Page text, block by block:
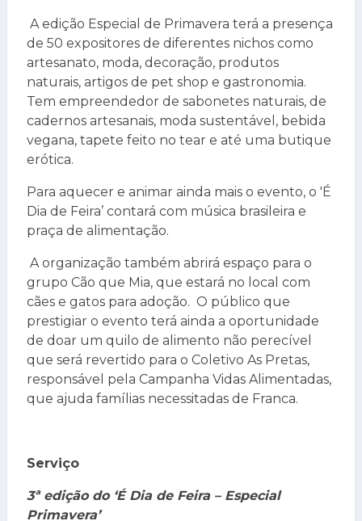
A edição Especial de Primavera terá a presença
de 50 expositores de diferentes nichos como
artesanato, moda, decoração, produtos
naturais, artigos de pet shop e gastronomia.
Tem empreendedor de sabonetes naturais, de
cadernos artesanais, moda sustentável, bebida
vegana, tapete feito no tear e até uma butique
erótica.
Para aquecer e animar ainda mais o evento, o 'É
Dia de Feira’ contará com música brasileira e
praça de alimentação.
A organização também abrirá espaço para o
grupo Cão que Mia, que estará no local com
cães e gatos para adoção. O público que
prestigiar o evento terá ainda a oportunidade
de doar um quilo de alimento não perecível
que será revertido para o Coletivo As Pretas,
responsável pela Campanha Vidas Alimentadas,
que ajuda famílias necessitadas de Franca.
Serviço
3ª edição do ‘É Dia de Feira – Especial
Primavera’